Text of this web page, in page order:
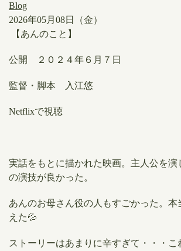
Blog
2026年05月08日（金）
【あんのこと】
公開 ２０２４年６月７日
監督・脚本 入江悠
Netflixで視聴
実話をもとに描かれた映画。主人公を演
の演技が良かった。
あんのお母さん役の人もすごかった。本
えた💦
ストーリーはあまりに辛すぎて・・・こ